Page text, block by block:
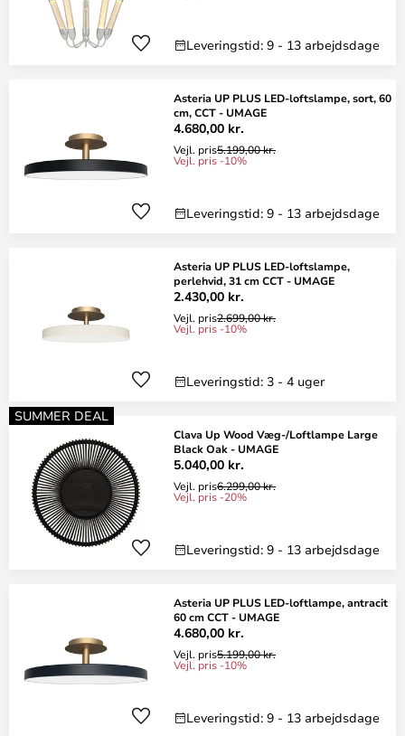
Leveringstid: 9 - 13 arbejdsdage
Asteria UP PLUS LED-loftslampe, sort, 60
cm, CCT - UMAGE
4.680,00 kr.
Vejl. pris5.199,00 kr.
Vejl. pris -10%
Leveringstid: 9 - 13 arbejdsdage
Asteria UP PLUS LED-loftslampe,
perlehvid, 31 cm CCT - UMAGE
2.430,00 kr.
Vejl. pris2.699,00 kr.
Vejl. pris -10%
Leveringstid: 3 - 4 uger
SUMMER DEAL
Clava Up Wood Væg-/Loftlampe Large
Black Oak - UMAGE
5.040,00 kr.
Vejl. pris6.299,00 kr.
Vejl. pris -20%
Leveringstid: 9 - 13 arbejdsdage
Asteria UP PLUS LED-loftlampe, antracit
60 cm CCT - UMAGE
4.680,00 kr.
Vejl. pris5.199,00 kr.
Vejl. pris -10%
Leveringstid: 9 - 13 arbejdsdage